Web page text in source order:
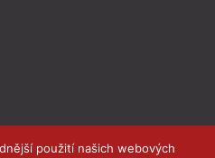
použití našich webových